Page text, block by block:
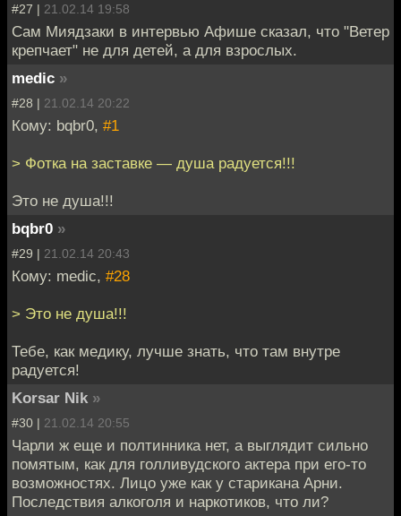
#27 | 21.02.14 19:58
Сам Миядзаки в интервью Афише сказал, что "Ветер
крепчает" не для детей, а для взрослых.
medic »
#28 | 21.02.14 20:22
Кому: bqbr0, #1
> Фотка на заставке — душа радуется!!!
Это не душа!!!
bqbr0 »
#29 | 21.02.14 20:43
Кому: medic, #28
> Это не душа!!!
Тебе, как медику, лучше знать, что там внутре
радуется!
Korsar Nik »
#30 | 21.02.14 20:55
Чарли ж еще и полтинника нет, а выглядит сильно
помятым, как для голливудского актера при его-то
возможностях. Лицо уже как у старикана Арни.
Последствия алкоголя и наркотиков, что ли?